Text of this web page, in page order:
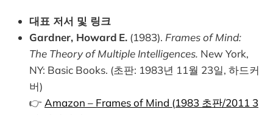
대표 저서 및 링크
Gardner, Howard E. (1983). Frames of Mind:
The Theory of Multiple Intelligences. New York,
NY: Basic Books. (초판: 1983년 11월 23일, 하드커
버)
👉 Amazon – Frames of Mind (1983 초판/2011 3